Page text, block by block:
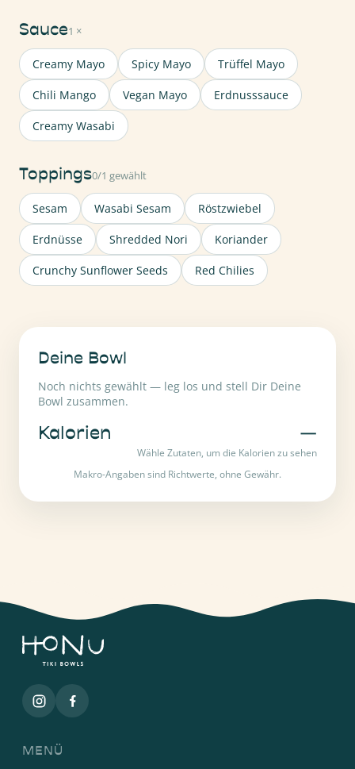
Sauce1 ×
Creamy Mayo Spicy Mayo Trüffel Mayo
Chili Mango Vegan Mayo Erdnusssauce
Creamy Wasabi
Toppings0/1 gewählt
Sesam Wasabi Sesam Röstzwiebel
Erdnüsse Shredded Nori Koriander
Crunchy Sunflower Seeds Red Chilies
Deine Bowl
Noch nichts gewählt — leg los und stell Dir Deine
Bowl zusammen.
Kalorien —
Wähle Zutaten, um die Kalorien zu sehen
Makro-Angaben sind Richtwerte, ohne Gewähr.
MENÜ